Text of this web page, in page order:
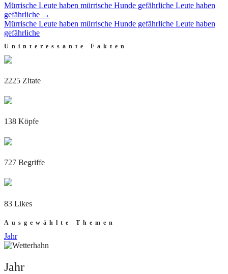
Mürrische Leute haben mürrische Hunde gefährliche Leute haben
gefährliche →
Mürrische Leute haben mürrische Hunde gefährliche Leute haben
gefährliche
Uninteressante Fakten
2225 Zitate
138 Köpfe
727 Begriffe
83 Likes
Ausgewählte Themen
Jahr
Jahr